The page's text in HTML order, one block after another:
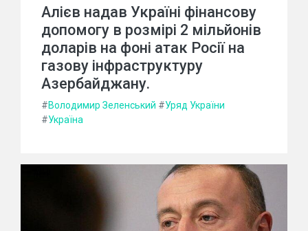
Алієв надав Україні фінансову
допомогу в розмірі 2 мільйонів
доларів на фоні атак Росії на
газову інфраструктуру
Азербайджану.
#Володимир Зеленський #Уряд України
#Україна